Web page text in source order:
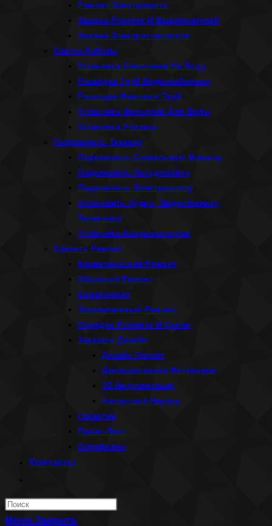
Ремонт Электрощита
Замена Розеток И Выключателей
Замена Электросчетчиков
Сантех Работы
Установка Счетчиков На Воду
Разводка Труб Водоснабжения
Разводка Фановых Труб
Установка Фильтров Для Воды
Установка Унитаза
Подключить Технику
Подключить Стиральную Машину
Подключить Посудомойку
Подключить Электроплиту
Установить Аудио, Видеотехнику,
Телевизор
Установка Кондиционеров
Сделать Ремонт
Косметический Ремонт
Обычный Ремонт
Евроремонт
Эксклюзивный Ремонт
Порядок Ремонта И Сроки
Заказать Дизайн
Дизайн-Проект
Декорирование Интерьера
3D Визуализация
Авторский Надзор
Гарантии
Прайс-Лист
Портфолио
Контакты
поиск
по
Меню Закрыть